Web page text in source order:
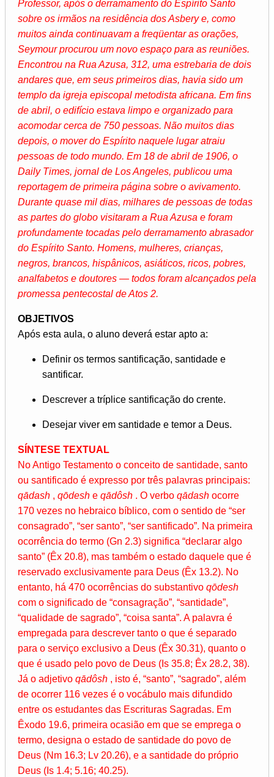
Professor, após o derramamento do Espírito Santo
sobre os irmãos na residência dos Asbery e, como
muitos ainda continuavam a freqüentar as orações,
Seymour procurou um novo espaço para as reuniões.
Encontrou na Rua Azusa, 312, uma estrebaria de dois
andares que, em seus primeiros dias, havia sido um
templo da igreja episcopal metodista africana. Em fins
de abril, o edifício estava limpo e organizado para
acomodar cerca de 750 pessoas. Não muitos dias
depois, o mover do Espírito naquele lugar atraiu
pessoas de todo mundo. Em 18 de abril de 1906, o
Daily Times, jornal de Los Angeles, publicou uma
reportagem de primeira página sobre o avivamento.
Durante quase mil dias, milhares de pessoas de todas
as partes do globo visitaram a Rua Azusa e foram
profundamente tocadas pelo derramamento abrasador
do Espírito Santo. Homens, mulheres, crianças,
negros, brancos, hispânicos, asiáticos, ricos, pobres,
analfabetos e doutores — todos foram alcançados pela
promessa pentecostal de Atos 2.
OBJETIVOS
Após esta aula, o aluno deverá estar apto a:
Definir os termos santificação, santidade e
santificar.
Descrever a tríplice santificação do crente.
Desejar viver em santidade e temor a Deus.
SÍNTESE TEXTUAL
No Antigo Testamento o conceito de santidade, santo
ou santificado é expresso por três palavras principais:
qādash , qōdesh e qādôsh . O verbo qādash ocorre
170 vezes no hebraico bíblico, com o sentido de “ser
consagrado”, “ser santo”, “ser santificado”. Na primeira
ocorrência do termo (Gn 2.3) significa “declarar algo
santo” (Êx 20.8), mas também o estado daquele que é
reservado exclusivamente para Deus (Êx 13.2). No
entanto, há 470 ocorrências do substantivo qōdesh
com o significado de “consagração”, “santidade”,
“qualidade de sagrado”, “coisa santa”. A palavra é
empregada para descrever tanto o que é separado
para o serviço exclusivo a Deus (Êx 30.31), quanto o
que é usado pelo povo de Deus (Is 35.8; Êx 28.2, 38).
Já o adjetivo qādôsh , isto é, “santo”, “sagrado”, além
de ocorrer 116 vezes é o vocábulo mais difundido
entre os estudantes das Escrituras Sagradas. Em
Êxodo 19.6, primeira ocasião em que se emprega o
termo, designa o estado de santidade do povo de
Deus (Nm 16.3; Lv 20.26), e a santidade do próprio
Deus (Is 1.4; 5.16; 40.25).